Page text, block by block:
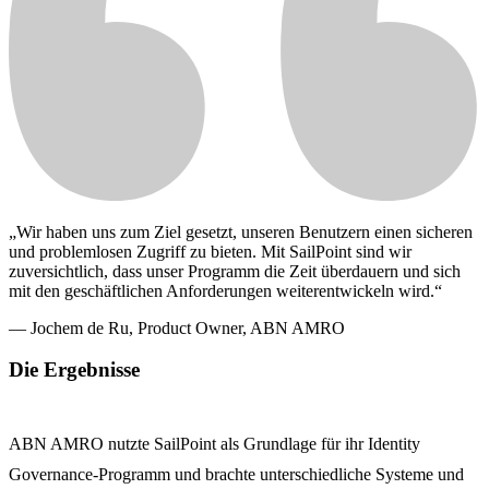
„Wir haben uns zum Ziel gesetzt, unseren Benutzern einen sicheren
und problemlosen Zugriff zu bieten. Mit SailPoint sind wir
zuversichtlich, dass unser Programm die Zeit überdauern und sich
mit den geschäftlichen Anforderungen weiterentwickeln wird.“
— Jochem de Ru, Product Owner, ABN AMRO
Die Ergebnisse
ABN AMRO nutzte SailPoint als Grundlage für ihr Identity
Governance-Programm und brachte unterschiedliche Systeme und